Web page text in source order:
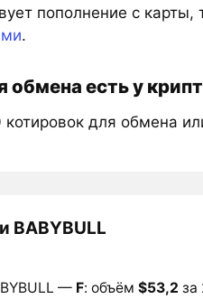
пополнение с
.
обмена есть у
для обмена
BABYBULL
— F: объём $53,2 за